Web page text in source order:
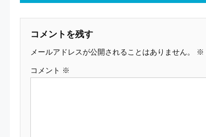
稿
ナ
ビ
ゲ
コメントを残す
メールアドレスが公開されることはありません。 ※
コメント ※